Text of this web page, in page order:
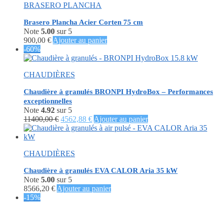
BRASERO PLANCHA
Brasero Plancha Acier Corten 75 cm
Note 5.00 sur 5
900,00 € Ajouter au panier
-60%
CHAUDIÈRES
Chaudière à granulés BRONPI HydroBox – Performances
exceptionnelles
Note 4.92 sur 5
11400,00€ Le
prix
11400,00 €.
4562,88 €Le
prix
Ajouter au panier
CHAUDIÈRES
Chaudière à granulés EVA CALOR Aria 35 kW
Note 5.00 sur 5
8566,20 € Ajouter au panier
-15%